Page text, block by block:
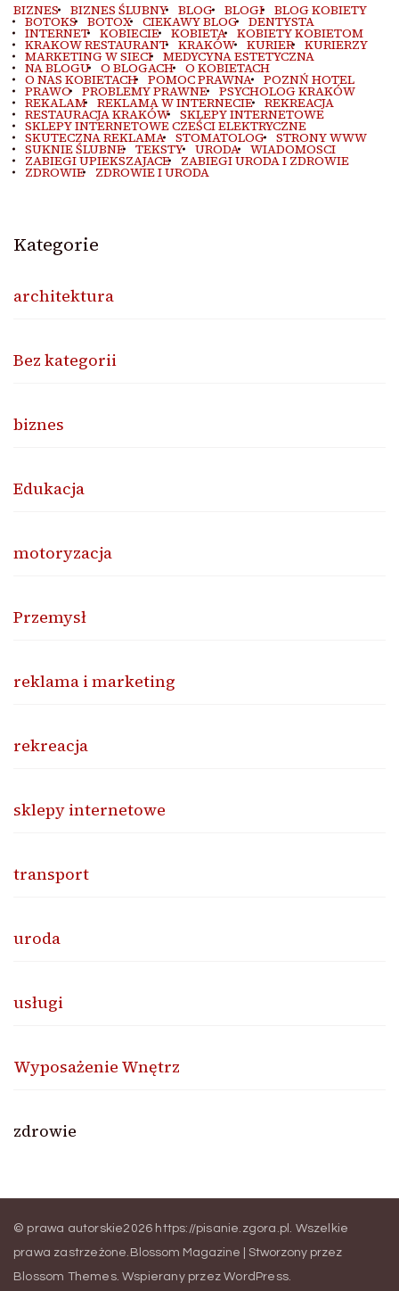
BIZNES BIZNES ŚLUBNY BLOG BLOGI BLOG KOBIETY
BOTOKS BOTOX CIEKAWY BLOG DENTYSTA
INTERNET KOBIECIE KOBIETA KOBIETY KOBIETOM
KRAKOW RESTAURANT KRAKÓW KURIER KURIERZY
MARKETING W SIECI MEDYCYNA ESTETYCZNA
NA BLOGU O BLOGACH O KOBIETACH
O NAS KOBIETACH POMOC PRAWNA POZNŃ HOTEL
PRAWO PROBLEMY PRAWNE PSYCHOLOG KRAKÓW
REKALAM REKLAMA W INTERNECIE REKREACJA
RESTAURACJA KRAKÓW SKLEPY INTERNETOWE
SKLEPY INTERNETOWE CZEŚCI ELEKTRYCZNE
SKUTECZNA REKLAMA STOMATOLOG STRONY WWW
SUKNIE ŚLUBNE TEKSTY URODA WIADOMOSCI
ZABIEGI UPIEKSZAJACE ZABIEGI URODA I ZDROWIE
ZDROWIE ZDROWIE I URODA
Kategorie
architektura
Bez kategorii
biznes
Edukacja
motoryzacja
Przemysł
reklama i marketing
rekreacja
sklepy internetowe
transport
uroda
usługi
Wyposażenie Wnętrz
zdrowie
© prawa autorskie2026 https://pisanie.zgora.pl
. Wszelkie
prawa zastrzeżone. Blossom Magazine | Stworzony przez
Blossom Themes. Wspierany przezWordPress